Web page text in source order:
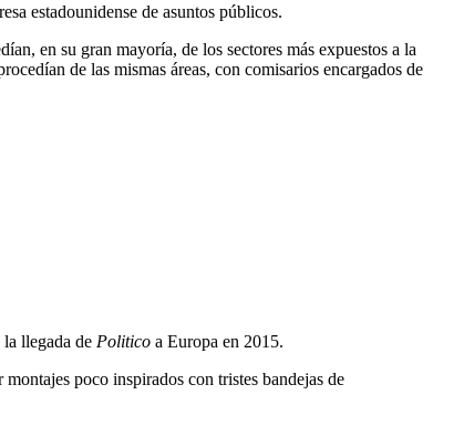
estadounidense de asuntos públicos.
en su gran mayoría, de los sectores más expuestos a la
de las mismas áreas, con comisarios encargados de
llegada de Politico a Europa en 2015.
poco inspirados con tristes bandejas de